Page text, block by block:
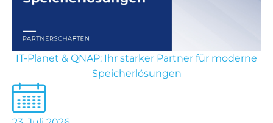
IT-Planet & QNAP: Ihr starker Partner für moderne
Speicherlösungen